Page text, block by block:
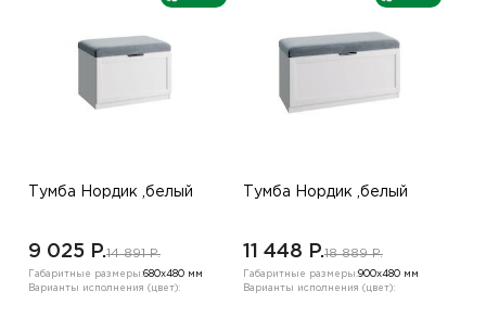
Тумба Нордик ,белый
9 025 P.14 891 P.
Габаритные размеры:680х480 мм
Варианты исполнения (цвет):
Тумба Нордик ,белый
11 448 P.18 889 P.
Габаритные размеры:900х480 мм
Варианты исполнения (цвет):